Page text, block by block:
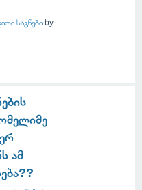
საგნები by
ამ